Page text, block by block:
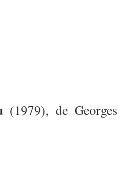
(1979), de